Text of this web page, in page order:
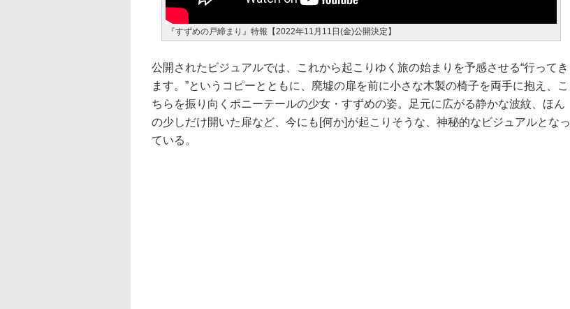
『すずめの戸締まり』特報【2022年11月11日(金)公開決定】
公開されたビジュアルでは、これから起こりゆく旅の始まりを予感させる“行ってき
ます。”というコピーとともに、廃墟の扉を前に小さな木製の椅子を両手に抱え、こ
ちらを振り向くポニーテールの少女・すずめの姿。足元に広がる静かな波紋、ほん
の少しだけ開いた扉など、今にも[何か]が起こりそうな、神秘的なビジュアルとなっ
ている。